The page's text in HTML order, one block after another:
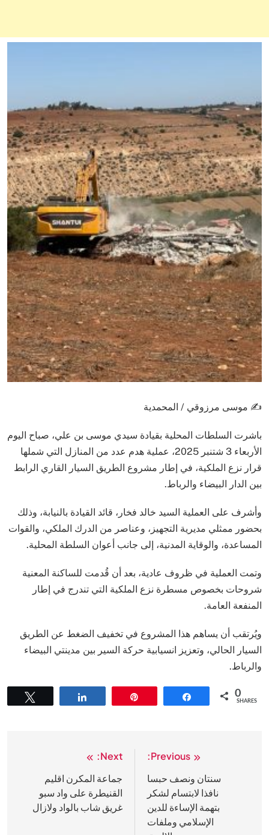
✍️ موسى مرزوقي / المحمدية
باشرت السلطات المحلية بقيادة سيدي موسى بن علي، صباح اليوم
الأربعاء 3 شتنبر 2025، عملية هدم عدد من المنازل التي شملها
قرار نزع الملكية، في إطار مشروع الطريق السيار القاري الرابط
بين الدار البيضاء والرباط.
وأشرف على العملية السيد خالد فخار، قائد القيادة بالنيابة، وذلك
بحضور ممثلي مديرية التجهيز، وعناصر من الدرك الملكي، والقوات
المساعدة، والوقاية المدنية، إلى جانب أعوان السلطة المحلية.
وتمت العملية في ظروف عادية، بعد أن قُدمت للساكنة المعنية
شروحات بخصوص مسطرة نزع الملكية التي تندرج في إطار
المنفعة العامة.
ويُرتقب أن يساهم هذا المشروع في تخفيف الضغط عن الطريق
السيار الحالي، وتعزيز انسيابية حركة السير بين مدينتي البيضاء
والرباط.
0
SHARES
المقالات
Previous:
سنتان ونصف حبسا
نافذا لابتسام لشكر
بتهمة الإساءة للدين
الإسلامي وملفات
Next:
جماعة المكرن اقليم
القنيطرة على واد سبو
غريق شاب بالواد ولازال